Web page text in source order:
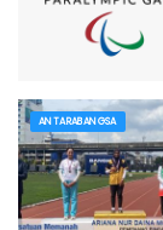
ANTARABANGSA